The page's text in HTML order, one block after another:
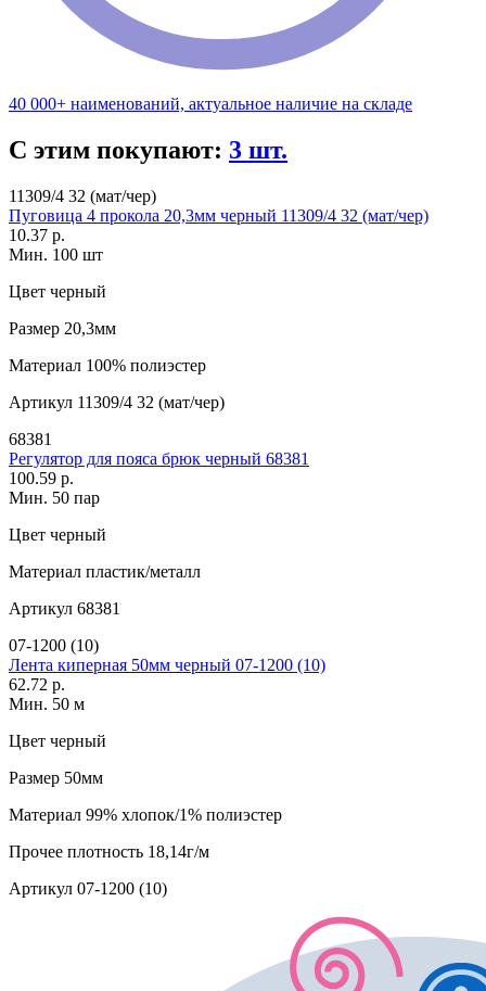
40 000+ наименований, актуальное наличие на складе
С этим покупают: 3 шт.
11309/4 32 (мат/чер)
Пуговица 4 прокола 20,3мм черный 11309/4 32 (мат/чер)
10.37 р.
Мин. 100 шт
Цвет черный
Размер 20,3мм
Материал 100% полиэстер
Артикул 11309/4 32 (мат/чер)
68381
Регулятор для пояса брюк черный 68381
100.59 р.
Мин. 50 пар
Цвет черный
Материал пластик/металл
Артикул 68381
07-1200 (10)
Лента киперная 50мм черный 07-1200 (10)
62.72 р.
Мин. 50 м
Цвет черный
Размер 50мм
Материал 99% хлопок/1% полиэстер
Прочее плотность 18,14г/м
Артикул 07-1200 (10)